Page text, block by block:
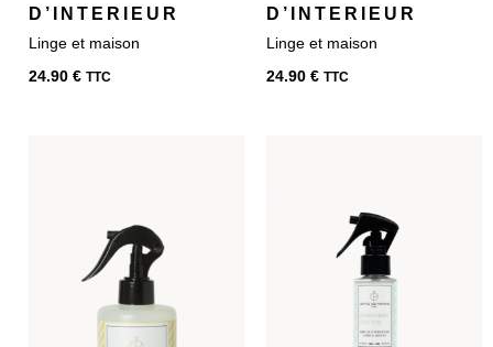
D’INTERIEUR
24.90 € TTC
D’INTERIEUR
24.90 € TTC